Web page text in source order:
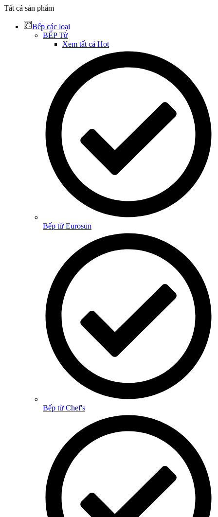
Tất cả sản phẩm
Bếp các loại
BẾP Từ
Xem tất cả Hot
Bếp từ Eurosun
Bếp từ Chef's